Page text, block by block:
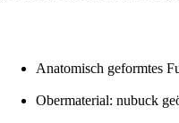
Anatomisch geformtes
Obermaterial: nubuck